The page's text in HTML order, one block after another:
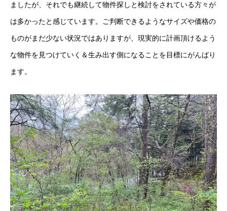
ましたが、それでも継続して物件探しと検討をされている方々が
は多かったと感じています。ご判断できるようなサイズや価格の
ものがまだ少ない状況ではありますが、現実的に計画頂けるよう
な物件を見つけていく＆生み出す側になることを目標にがんばり
ます。